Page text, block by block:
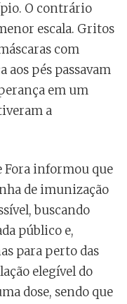
O contrário
escala. Gritos
com
aos pés passavam
em um
a
Fora informou que
de imunização
buscando
público e,
para perto das
elegível do
dose, sendo que